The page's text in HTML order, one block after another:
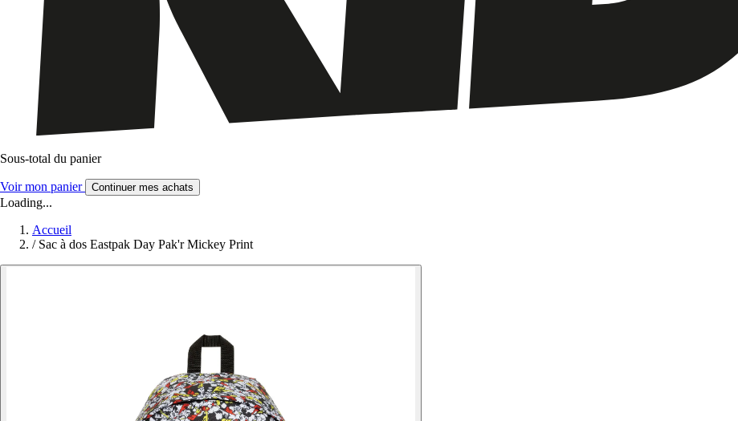
Sous-total du panier
Voir mon panier Continuer mes achats
Loading...
Accueil
/ Sac à dos Eastpak Day Pak'r Mickey Print